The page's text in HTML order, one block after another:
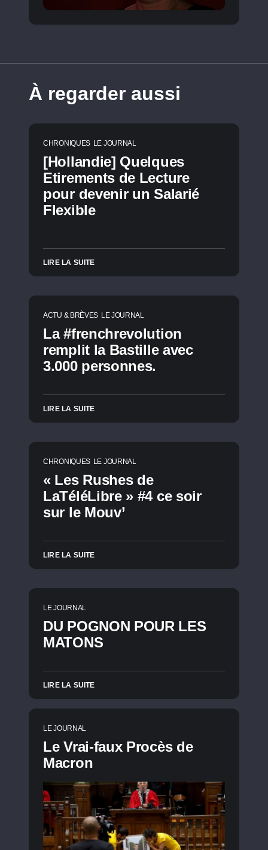
À regarder aussi
CHRONIQUES LE JOURNAL
[Hollandie] Quelques
Etirements de Lecture
pour devenir un Salarié
Flexible
LIRE LA SUITE
ACTU & BRÈVES LE JOURNAL
La #frenchrevolution
remplit la Bastille avec
3.000 personnes.
LIRE LA SUITE
CHRONIQUES LE JOURNAL
« Les Rushes de
LaTéléLibre » #4 ce soir
sur le Mouv’
LIRE LA SUITE
LE JOURNAL
DU POGNON POUR LES
MATONS
LIRE LA SUITE
LE JOURNAL
Le Vrai-faux Procès de
Macron